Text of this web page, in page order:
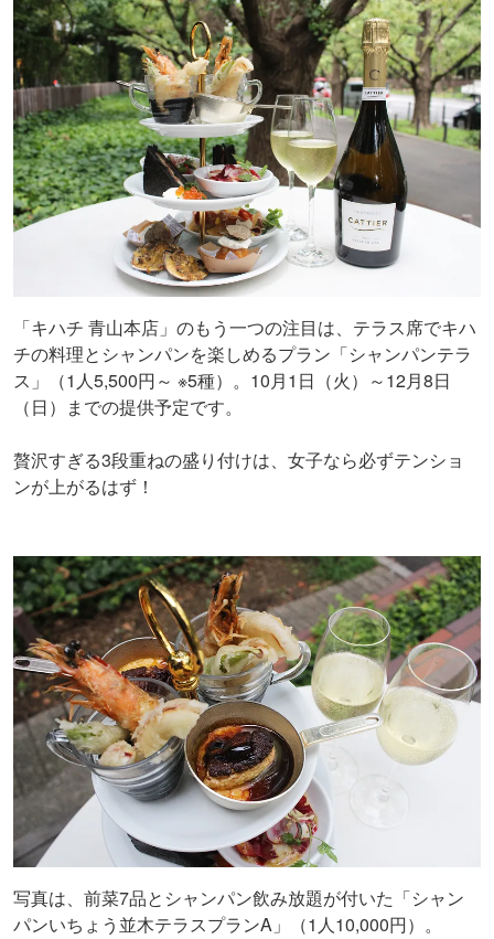
「キハチ 青山本店」のもう一つの注目は、テラス席でキハ
チの料理とシャンパンを楽しめるプラン「シャンパンテラ
ス」（1人5,500円～ ※5種）。10月1日（火）～12月8日
（日）までの提供予定です。
贅沢すぎる3段重ねの盛り付けは、女子なら必ずテンショ
ンが上がるはず！
写真は、前菜7品とシャンパン飲み放題が付いた「シャン
パンいちょう並木テラスプランA」（1人10,000円）。